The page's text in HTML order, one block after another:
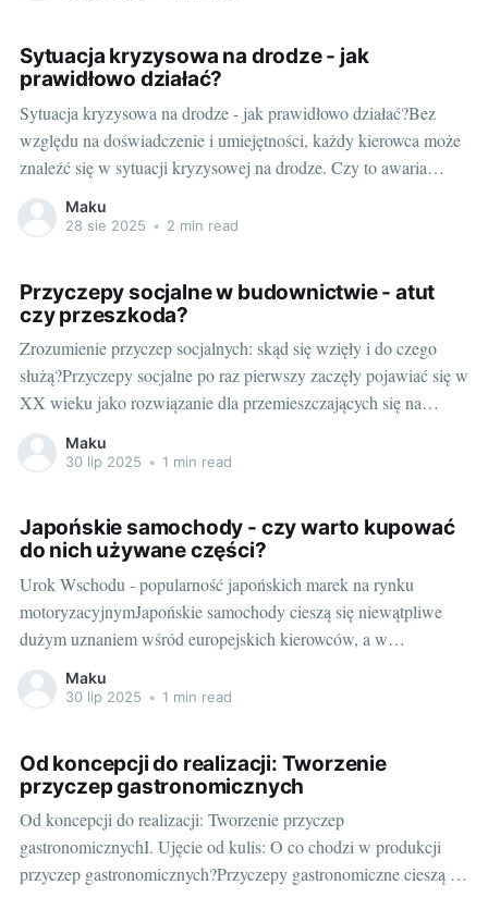
Sytuacja kryzysowa na drodze - jak
prawidłowo działać?
Sytuacja kryzysowa na drodze - jak prawidłowo działać?Bez
względu na doświadczenie i umiejętności, każdy kierowca może
znaleźć się w sytuacji kryzysowej na drodze. Czy to awaria
samochodu, niespodziewane warunki pogodowe, czy też
nieoczekiwane zachowania innych uczestników ruchu, każda z
Maku
28 sie 2025 • 2 min read
Przyczepy socjalne w budownictwie - atut
czy przeszkoda?
Zrozumienie przyczep socjalnych: skąd się wzięły i do czego
służą?Przyczepy socjalne po raz pierwszy zaczęły pojawiać się w
XX wieku jako rozwiązanie dla przemieszczających się na
znaczne odległości pracowników budowlanych. Konieczność
stałego przemieszczania budujących ekip, często na znaczne
Maku
30 lip 2025 • 1 min read
Japońskie samochody - czy warto kupować
do nich używane części?
Urok Wschodu - popularność japońskich marek na rynku
motoryzacyjnymJapońskie samochody cieszą się niewątpliwe
dużym uznaniem wśród europejskich kierowców, a w
szczególności polskich wielbicieli czterech kółek. Marki takie jak
Toyota, Nissan czy Honda to symbole niezawodności, trwałości i
Maku
30 lip 2025 • 1 min read
Od koncepcji do realizacji: Tworzenie
przyczep gastronomicznych
Od koncepcji do realizacji: Tworzenie przyczep
gastronomicznychI. Ujęcie od kulis: O co chodzi w produkcji
przyczep gastronomicznych?Przyczepy gastronomiczne cieszą się